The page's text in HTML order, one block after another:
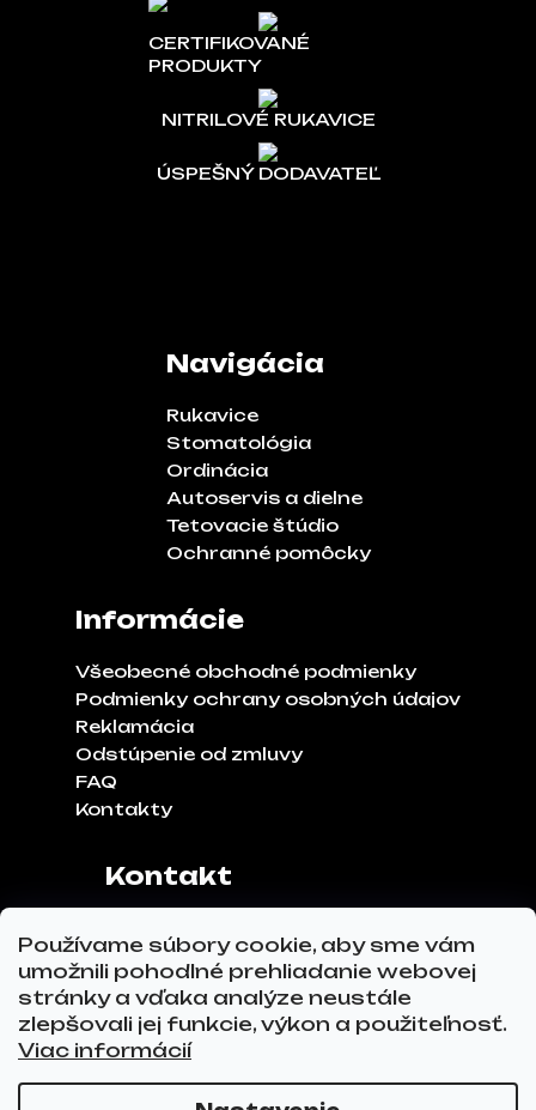
Používame súbory cookie, aby sme vám
umožnili pohodlné prehliadanie webovej
stránky a vďaka analýze neustále
zlepšovali jej funkcie, výkon a použiteľnosť.
Viac informácií
CERTIFIKOVANÉ
PRODUKTY
NITRILOVÉ RUKAVICE
ÚSPEŠNÝ DODAVATEĽ
Navigácia
Rukavice
Stomatológia
Ordinácia
Autoservis a dielne
Tetovacie štúdio
Ochranné pomôcky
Informácie
Všeobecné obchodné podmienky
Podmienky ochrany osobných údajov
Reklamácia
Odstúpenie od zmluvy
FAQ
Kontakty
Kontakt
Hviezdoslavov
Tel.č.:0911 271 302
Email:info@glovez.sk